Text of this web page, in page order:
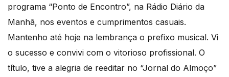
programa “Ponto de Encontro”, na Rádio Diário da
Manhã, nos eventos e cumprimentos casuais.
Mantenho até hoje na lembrança o prefixo musical. Vi
o sucesso e convivi com o vitorioso profissional. O
título, tive a alegria de reeditar no “Jornal do Almoço”